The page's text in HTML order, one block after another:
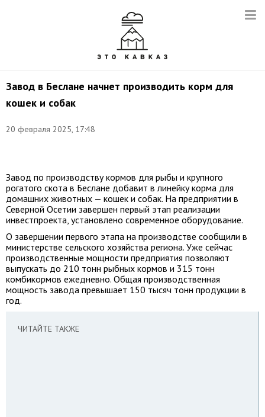
Завод в Беслане начнет производить корм для
кошек и собак
20 февраля 2025, 17:48
Завод по производству кормов для рыбы и крупного
рогатого скота в Беслане добавит в линейку корма для
домашних животных — кошек и собак. На предприятии в
Северной Осетии завершен первый этап реализации
инвестпроекта, установлено современное оборудование.
О завершении первого этапа на производстве сообщили в
министерстве сельского хозяйства региона. Уже сейчас
производственные мощности предприятия позволяют
выпускать до 210 тонн рыбных кормов и 315 тонн
комбикормов ежедневно. Общая производственная
мощность завода превышает 150 тысяч тонн продукции в
год.
ЧИТАЙТЕ ТАКЖЕ